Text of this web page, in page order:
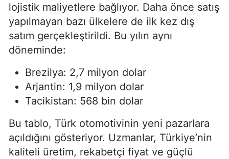
lojistik maliyetlere bağlıyor. Daha önce satış
yapılmayan bazı ülkelere de ilk kez dış
satım gerçekleştirildi. Bu yılın aynı
döneminde:
Brezilya: 2,7 milyon dolar
Arjantin: 1,9 milyon dolar
Tacikistan: 568 bin dolar
Bu tablo, Türk otomotivinin yeni pazarlara
açıldığını gösteriyor. Uzmanlar, Türkiye’nin
kaliteli üretim, rekabetçi fiyat ve güçlü